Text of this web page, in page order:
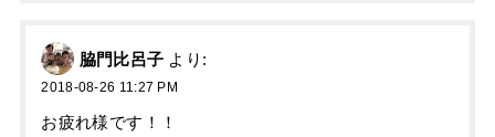
脇門比呂子 より:
2018-08-26 11:27 PM
お疲れ様です！！